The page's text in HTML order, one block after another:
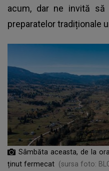
acum, dar ne invită
preparatelor tradiționale
Sâmbăta aceasta, de la
ținut fermecat (sursa foto: